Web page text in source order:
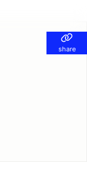
share
share